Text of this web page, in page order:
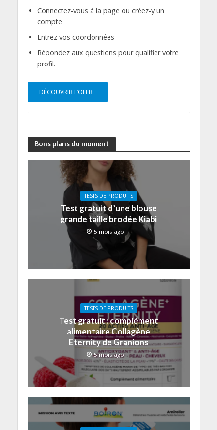
Connectez-vous à la page ou créez-y un
compte
Entrez vos coordonnées
Répondez aux questions pour qualifier votre
profil.
DÉCOUVRIR L’OFFRE
Bons plans du moment
TESTS DE PRODUITS
Test gratuit d’une blouse
grande taille brodée Kiabi
5 mois ago
TESTS DE PRODUITS
Test gratuit : complément
alimentaire Collagène
Eternity de Granions
5 mois ago